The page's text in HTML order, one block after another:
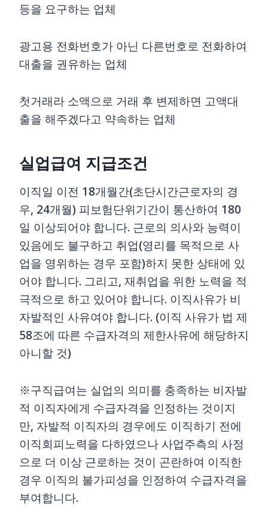
등을 요구하는 업체
광고용 전화번호가 아닌 다른번호로 전화하여
대출을 권유하는 업체
첫거래라 소액으로 거래 후 변제하면 고액대
출을 해주겠다고 약속하는 업체
실업급여 지급조건
이직일 이전 18개월간(초단시간근로자의 경
우, 24개월) 피보험단위기간이 통산하여 180
일 이상되어야 합니다. 근로의 의사와 능력이
있음에도 불구하고 취업(영리를 목적으로 사
업을 영위하는 경우 포함)하지 못한 상태에 있
어야 합니다. 그리고, 재취업을 위한 노력을 적
극적으로 하고 있어야 합니다. 이직사유가 비
자발적인 사유여야 합니다. (이직 사유가 법 제
58조에 따른 수급자격의 제한사유에 해당하지
아니할 것)
※구직급여는 실업의 의미를 충족하는 비자발
적 이직자에게 수급자격을 인정하는 것이지
만, 자발적 이직자의 경우에도 이직하기 전에
이직회피노력을 다하였으나 사업주측의 사정
으로 더 이상 근로하는 것이 곤란하여 이직한
경우 이직의 불가피성을 인정하여 수급자격을
부여합니다.